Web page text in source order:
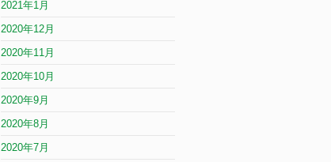
2021年1月
2020年12月
2020年11月
2020年10月
2020年9月
2020年8月
2020年7月